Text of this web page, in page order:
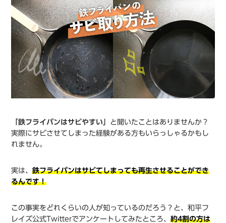
「鉄フライパンはサビやすい」 と聞いたことはありませんか？
実際にサビさせてしまった経験がある方もいらっしゃるかもし
れません。
実は、鉄フライパンはサビてしまっても再生させることができ
るんです！
この事実をどれくらいの人が知っているのだろう？と、和平フ
レイズ公式Twitterでアンケートしてみたところ、約4割の方は